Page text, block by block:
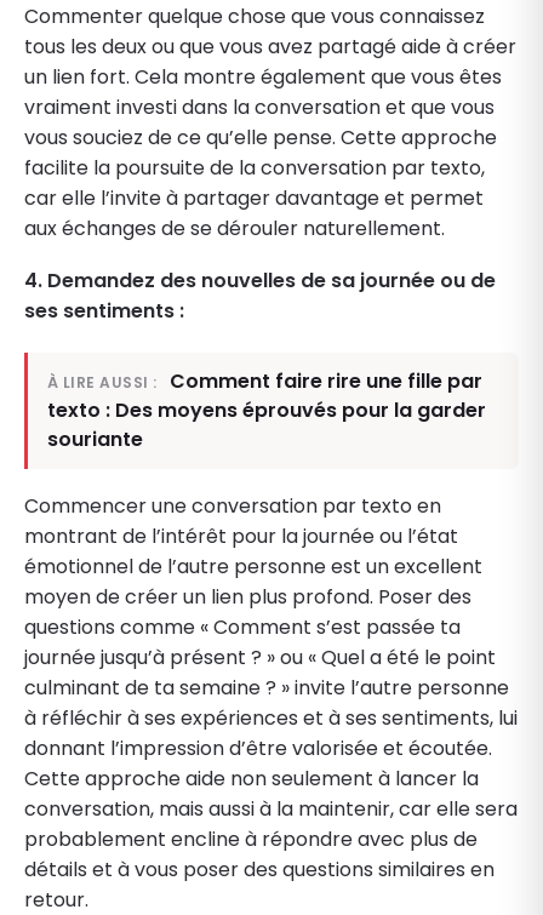
Commenter quelque chose que vous connaissez
tous les deux ou que vous avez partagé aide à créer
un lien fort. Cela montre également que vous êtes
vraiment investi dans la conversation et que vous
vous souciez de ce qu’elle pense. Cette approche
facilite la poursuite de la conversation par texto,
car elle l’invite à partager davantage et permet
aux échanges de se dérouler naturellement.
4. Demandez des nouvelles de sa journée ou de
ses sentiments :
À LIRE AUSSI :
Comment faire rire une fille par
texto : Des moyens éprouvés pour la garder
souriante
Commencer une conversation par texto en
montrant de l’intérêt pour la journée ou l’état
émotionnel de l’autre personne est un excellent
moyen de créer un lien plus profond. Poser des
questions comme « Comment s’est passée ta
journée jusqu’à présent ? » ou « Quel a été le point
culminant de ta semaine ? » invite l’autre personne
à réfléchir à ses expériences et à ses sentiments, lui
donnant l’impression d’être valorisée et écoutée.
Cette approche aide non seulement à lancer la
conversation, mais aussi à la maintenir, car elle sera
probablement encline à répondre avec plus de
détails et à vous poser des questions similaires en
retour.